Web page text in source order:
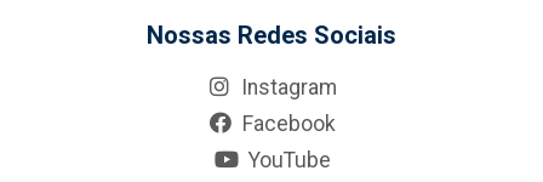
Nossas Redes Sociais
Instagram
Facebook
YouTube